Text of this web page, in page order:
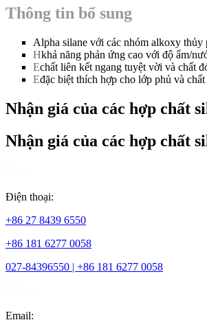
Thông tin bổ sung
Alpha silane với các nhóm alkoxy thủy
Hkhả năng phản ứng cao với độ ẩm/
Echất liên kết ngang tuyệt vời và chất
Eđặc biệt thích hợp cho lớp phủ và
Nhận giá của các hợp chất
Nhận giá của các hợp chất
Điện thoại:
+86 27 8439 6550
+86 181 6277 0058
027-84396550 | +86 181 6277 0058
Email: